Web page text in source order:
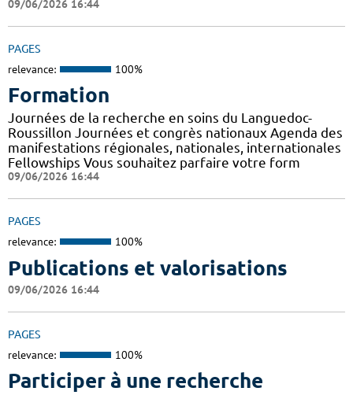
09/06/2026 16:44
PAGES
relevance: 100%
Formation
Journées de la recherche en soins du Languedoc-
Roussillon Journées et congrès nationaux Agenda des
manifestations régionales, nationales, internationales
Fellowships Vous souhaitez parfaire votre form
09/06/2026 16:44
PAGES
relevance: 100%
Publications et valorisations
09/06/2026 16:44
PAGES
relevance: 100%
Participer à une recherche